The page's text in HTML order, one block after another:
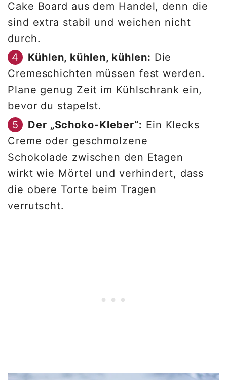
Cake Board aus dem Handel, denn die
sind extra stabil und weichen nicht
durch.
Kühlen, kühlen, kühlen: Die
Cremeschichten müssen fest werden.
Plane genug Zeit im Kühlschrank ein,
bevor du stapelst.
Der „Schoko-Kleber“: Ein Klecks
Creme oder geschmolzene
Schokolade zwischen den Etagen
wirkt wie Mörtel und verhindert, dass
die obere Torte beim Tragen
verrutscht.